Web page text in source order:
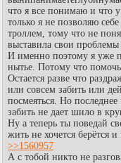
что я все понимаю и что
только я не позволяю
троллем, тому что не
выставила свои
И именно поэтому я уже
нытье. Потому что помочь
Остается разве что
или совсем забить или
посмеяться. Но
забить не дает шило в
Ну а теперь ты поведай
жить не хочется берётся
>>1560957
А с тобой никто не